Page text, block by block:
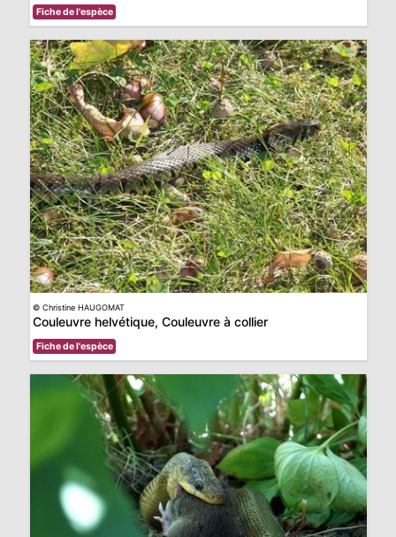
Fiche de l'espèce
© Christine HAUGOMAT
Couleuvre helvétique, Couleuvre à collier
Fiche de l'espèce